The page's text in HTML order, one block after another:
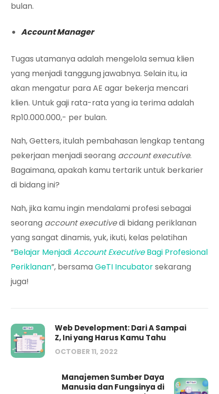
bulan.
Account Manager
Tugas utamanya adalah mengelola semua klien
yang menjadi tanggung jawabnya. Selain itu, ia
akan mengatur para AE agar bekerja mencari
klien. Untuk gaji rata-rata yang ia terima adalah
Rp10.000.000,- per bulan.
Nah, Getters, itulah pembahasan lengkap tentang
pekerjaan menjadi seorang account executive.
Bagaimana, apakah kamu tertarik untuk berkarier
di bidang ini?
Nah, jika kamu ingin mendalami profesi sebagai
seorang account executivedi bidang periklanan
yang sangat dinamis, yuk, ikuti, kelas pelatihan
“Belajar MenjadiAccount ExecutiveBagi Profesional
Periklanan”, bersamaGeTI Incubatorsekarang
juga!
Web Development: Dari A Sampai
Z, Ini yang Harus Kamu Tahu
OCTOBER 11, 2022
Manajemen Sumber Daya
Manusia dan Fungsinya di